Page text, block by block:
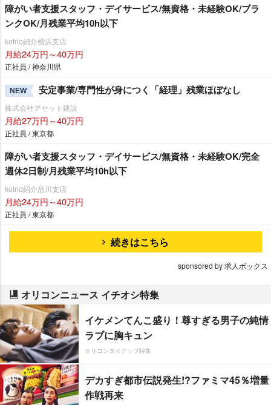
障がい者支援スタッフ・デイサービス/無資格・未経験OK/ブラ
ンクOK/月残業平均10h以下
kotrio紹介横浜支店
月給24万円～40万円
正社員 / 神奈川県
NEW 安定事業/専門性が身につく「経理」残業ほぼなし
株式会社アセット建設
月給27万円～40万円
正社員 / 東京都
障がい者支援スタッフ・デイサービス/無資格・未経験OK/完全
週休2日制/月残業平均10h以下
kotrio紹介品川支店
月給24万円～40万円
正社員 / 東京都
続きはこちら
sponsored by 求人ボックス
オリコンニュース イチオシ特集
イケメンてんこ盛り！尊すぎる男子の純情
ラブに胸キュン
オリコンタイアップ特集
デカすぎ都市伝説発生!?ファミマ45％増量
作戦再来